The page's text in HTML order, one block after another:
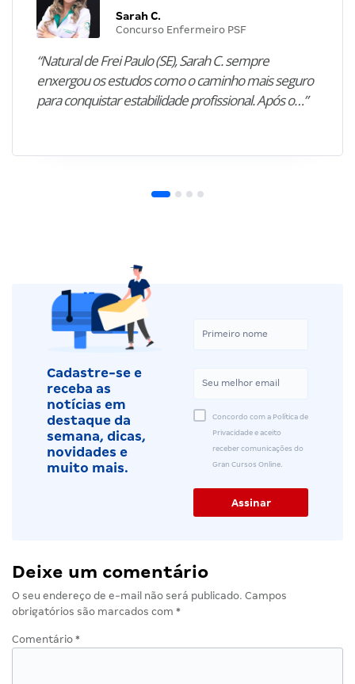
Sarah C.
Concurso Enfermeiro PSF
“Natural de Frei Paulo (SE), Sarah C. sempre
enxergou os estudos como o caminho mais seguro
para conquistar estabilidade profissional. Após o…”
Cadastre-se e
receba as
notícias em
destaque da
semana, dicas,
novidades e
muito mais.
Concordo com a Política de
Privacidade e aceito
receber comunicações do
Gran Cursos Online.
Deixe um comentário
O seu endereço de e-mail não será publicado. Campos
obrigatórios são marcados com *
Comentário *